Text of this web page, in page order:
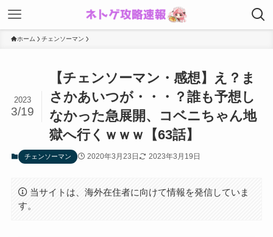
ホーム チェンソーマン
【チェンソーマン・感想】え？ま
さかあいつが・・・？誰も予想し
なかった急展開、コベニちゃん地
獄へ行くｗｗｗ【63話】
2023
3/19
チェンソーマン 2020年3月23日 2023年3月19日
当サイトは、海外在住者に向けて情報を発信していま
す。